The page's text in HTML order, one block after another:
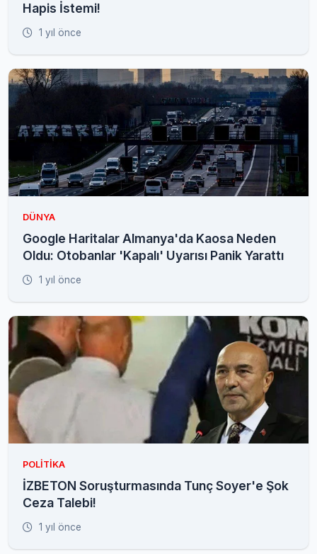
Hapis İstemi!
1 yıl önce
DÜNYA
Google Haritalar Almanya'da Kaosa Neden
Oldu: Otobanlar 'Kapalı' Uyarısı Panik Yarattı
1 yıl önce
POLITIKA
İZBETON Soruşturmasında Tunç Soyer'e Şok
Ceza Talebi!
1 yıl önce